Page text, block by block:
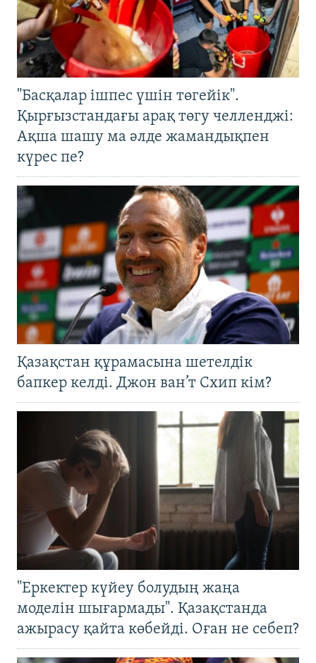
"Басқалар ішпес үшін төгейік".
Қырғызстандағы арақ төгу челленджі:
Ақша шашу ма әлде жамандықпен
күрес пе?
Қазақстан құрамасына шетелдік
бапкер келді. Джон ван’т Схип кім?
"Еркектер күйеу болудың жаңа
моделін шығармады". Қазақстанда
ажырасу қайта көбейді. Оған не себеп?